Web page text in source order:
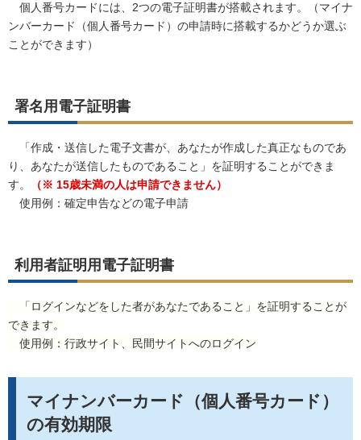
個人番号カードには、2つの電子証明書が搭載されます。（マイナ
ンバーカード（個人番号カード）の申請時に搭載するかどうか選ぶ
ことができます）
署名用電子証明書
「作成・送信した電子文書が、あなたが作成した真正なものであ
り、あなたが送信したものであること」を証明することができま
す。
（※ 15歳未満の人は申請できません）
使用例：確定申告などの電子申請
利用者証明用電子証明書
「ログインなどをした者があなたであること」を証明することが
できます。
使用例：行政サイト、民間サイトへのログイン
マイナンバーカード（個人番号カード）
の有効期限